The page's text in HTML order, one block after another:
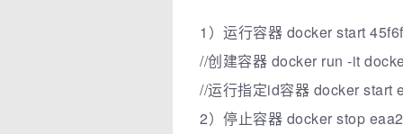
1）运行容器 docker start
//创建容器 docker run -it
//运行指定id容器 docker start
2）停止容器 docker stop